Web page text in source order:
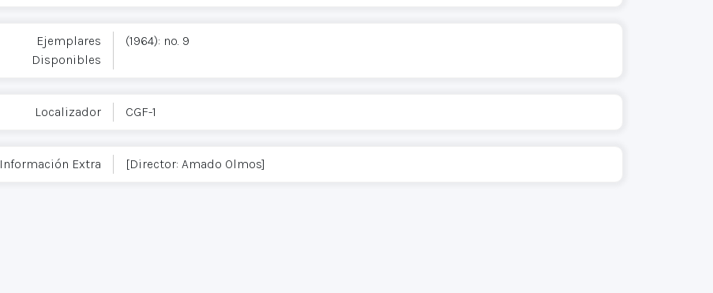
Ejemplares
Disponibles
(1964): no. 9
Localizador CGF-1
Información Extra [Director: Amado Olmos]